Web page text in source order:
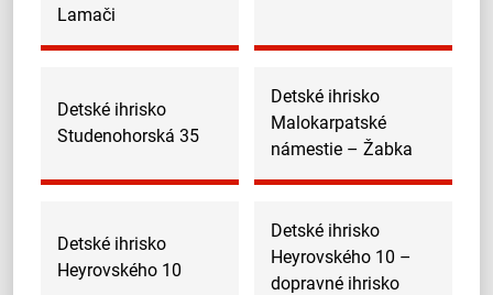
Lamači
Detské ihrisko
Studenohorská 35
Detské ihrisko
Malokarpatské
námestie – Žabka
Detské ihrisko
Heyrovského 10
Detské ihrisko
Heyrovského 10 –
dopravné ihrisko